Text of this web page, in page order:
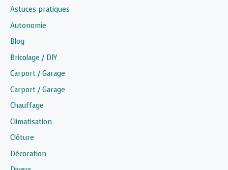
Astuces pratiques
Autonomie
Blog
Bricolage / DIY
Carport / Garage
Carport / Garage
Chauffage
Climatisation
Clôture
Décoration